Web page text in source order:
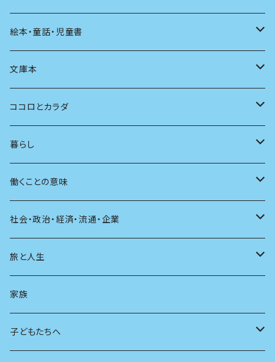
言葉
言語
批評
アンソロジー
自伝・伝記
発酵・麹
その他
アート
写真
その他
インテリア
ファッション
建築
スポーツ
AIと社会
広告
音楽
マンガ
テレビ
ラジオ
マガジン
その他
アニメ
日本の芸能
本屋さんの本
本の本
読書
絵本・童話・児童書
小さいお子さん向け
自分で読めるようになったら
大人も楽しい絵本
海外絵本
童話
その他
文庫本
男性作家
女性作家
その他
ココロとカラダ
フェミニズム
カウンセリング
人間関係
健康
暮らし
料理
育児
日常生活
学ぶ楽しみ
働くことの意味
仕事のヒント
社会・政治・経済・流通・企業
過去
現在
未来
旅と人生
旅
人生
家族
子どもたちへ